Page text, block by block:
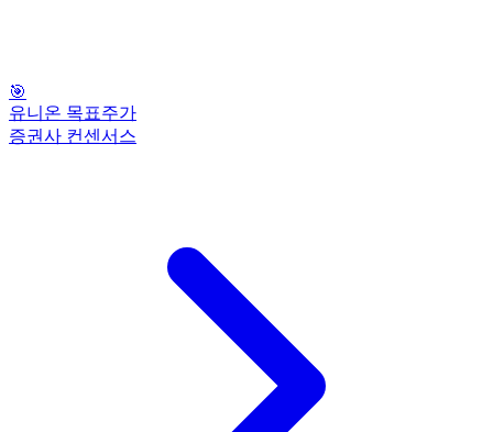
🎯
유니온 목표주가
증권사 컨센서스